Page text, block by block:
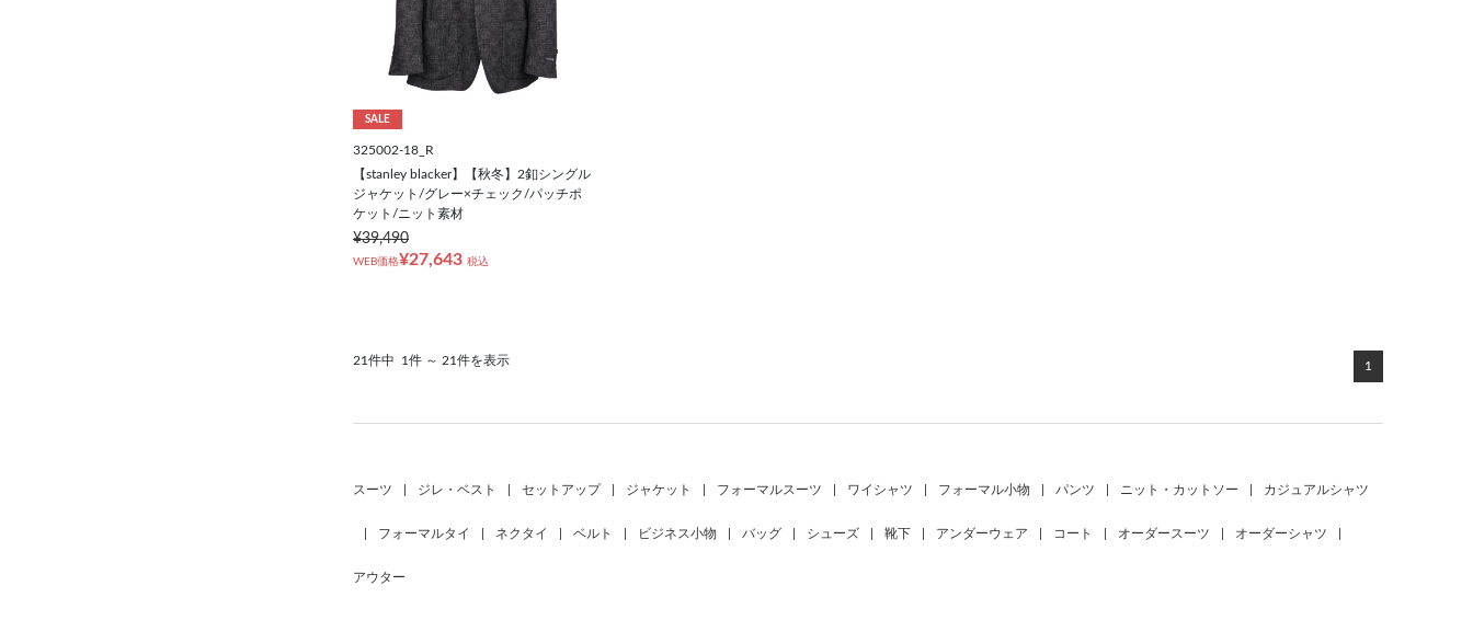
SALE
325002-18_R
【stanley blacker】【秋冬】2釦シングル
ジャケット/グレー×チェック/パッチポ
ケット/ニット素材
¥39,490
WEB価格¥27,643 税込
21件中 1件 ～ 21件を表示 1
スーツ ジレ・ベスト セットアップ ジャケット フォーマルスーツ ワイシャツ フォーマル小物 パンツ ニット・カットソー カジュアルシャツ
フォーマルタイ ネクタイ ベルト ビジネス小物 バッグ シューズ 靴下 アンダーウェア コート オーダースーツ オーダーシャツ
アウター